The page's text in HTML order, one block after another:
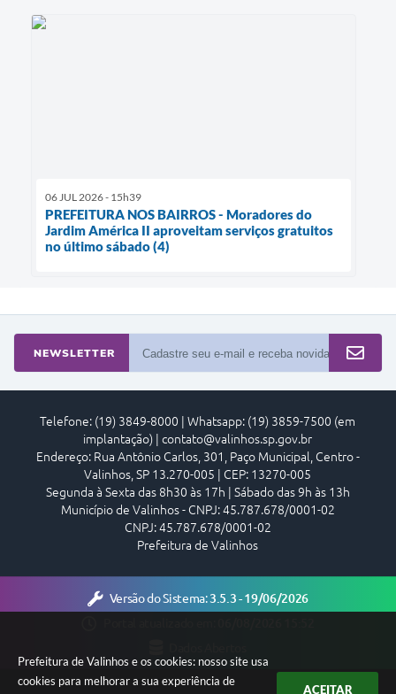
Prefeitura de Valinhos e os cookies: nosso site usa
cookies para melhorar a sua experiência de
ACEITAR
06 JUL 2026 - 15h39
PREFEITURA NOS BAIRROS - Moradores do
Jardim América II aproveitam serviços gratuitos
no último sábado (4)
NEWSLETTER
Telefone: (19) 3849-8000 | Whatsapp: (19) 3859-7500 (em
implantação) | contato@valinhos.sp.gov.br
Endereço: Rua Antônio Carlos, 301, Paço Municipal, Centro -
Valinhos, SP 13.270-005 | CEP: 13270-005
Segunda à Sexta das 8h30 às 17h | Sábado das 9h às 13h
Município de Valinhos - CNPJ: 45.787.678/0001-02
CNPJ: 45.787.678/0001-02
Prefeitura de Valinhos
Versão do Sistema:3.5.3 - 19/06/2026